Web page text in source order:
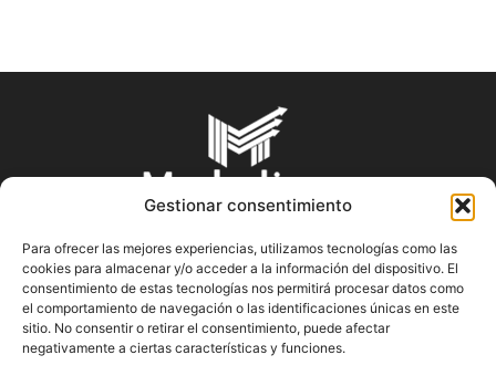
Gestionar consentimiento
Para ofrecer las mejores experiencias, utilizamos tecnologías como las
cookies para almacenar y/o acceder a la información del dispositivo. El
consentimiento de estas tecnologías nos permitirá procesar datos como
el comportamiento de navegación o las identificaciones únicas en este
sitio. No consentir o retirar el consentimiento, puede afectar
negativamente a ciertas características y funciones.
SOBRE NOSOTROS
En Marketin.es encontrarás la más actualizada y veraz
información sobre el mundo del marketing; consejos